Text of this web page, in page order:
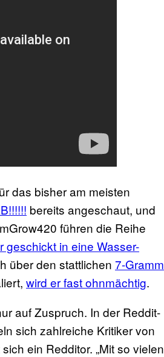
das bisher am meisten
bereits angeschaut, und
führen die Reihe
geschickt in eine Wasser-
über den stattlichen 7-Gramm
wird er fast ohnmächtig.
auf Zuspruch. In der Reddit-
sich zahlreiche Kritiker von
ein Redditor. „Mit so vielen